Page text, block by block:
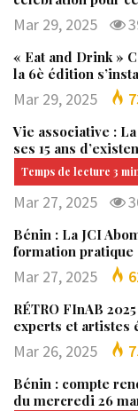
Mar 29, 2025
« Eat and Drink »
la 6è édition
Mar 29, 2025
Vie associative :
ses 15 ans
Mar 27, 2025
Bénin : La JCI
formation
Mar 27, 2025
RÉTRO FInAB
experts et artistes
Mar 26, 2025
Bénin : compte
du mercredi 26